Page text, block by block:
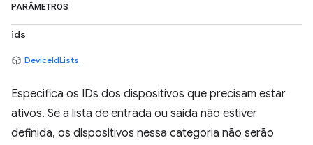
PARÂMETROS
ids
DeviceIdLists
Especifica os IDs dos dispositivos que precisam estar
ativos. Se a lista de entrada ou saída não estiver
definida, os dispositivos nessa categoria não serão